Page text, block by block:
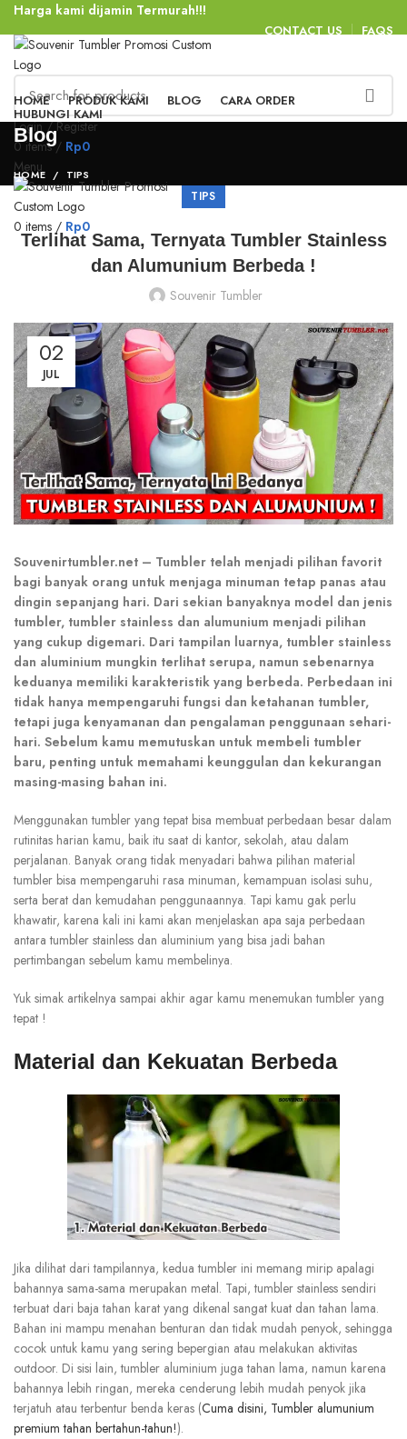
Harga kami dijamin Termurah!!!
CONTACT US FAQS
Login / Register
0items / Rp0
Menu
0 items / Rp0
HOME PRODUK KAMI BLOG CARA ORDER
HUBUNGI KAMI
Blog
HOME TIPS
TIPS
Terlihat Sama, Ternyata Tumbler Stainless
dan Alumunium Berbeda !
Souvenir Tumbler
02
JUL
Souvenirtumbler.net – Tumbler telah menjadi pilihan favorit
bagi banyak orang untuk menjaga minuman tetap panas atau
dingin sepanjang hari. Dari sekian banyaknya model dan jenis
tumbler, tumbler stainless dan alumunium menjadi pilihan
yang cukup digemari. Dari tampilan luarnya, tumbler stainless
dan aluminium mungkin terlihat serupa, namun sebenarnya
keduanya memiliki karakteristik yang berbeda. Perbedaan ini
tidak hanya mempengaruhi fungsi dan ketahanan tumbler,
tetapi juga kenyamanan dan pengalaman penggunaan sehari-
hari. Sebelum kamu memutuskan untuk membeli tumbler
baru, penting untuk memahami keunggulan dan kekurangan
masing-masing bahan ini.
Menggunakan tumbler yang tepat bisa membuat perbedaan besar dalam
rutinitas harian kamu, baik itu saat di kantor, sekolah, atau dalam
perjalanan. Banyak orang tidak menyadari bahwa pilihan material
tumbler bisa mempengaruhi rasa minuman, kemampuan isolasi suhu,
serta berat dan kemudahan penggunaannya. Tapi kamu gak perlu
khawatir, karena kali ini kami akan menjelaskan apa saja perbedaan
antara tumbler stainless dan aluminium yang bisa jadi bahan
pertimbangan sebelum kamu membelinya.
Yuk simak artikelnya sampai akhir agar kamu menemukan tumbler yang
tepat !
Material dan Kekuatan Berbeda
Jika dilihat dari tampilannya, kedua tumbler ini memang mirip apalagi
bahannya sama-sama merupakan metal. Tapi, tumbler stainless sendiri
terbuat dari baja tahan karat yang dikenal sangat kuat dan tahan lama.
Bahan ini mampu menahan benturan dan tidak mudah penyok, sehingga
cocok untuk kamu yang sering bepergian atau melakukan aktivitas
outdoor. Di sisi lain, tumbler aluminium juga tahan lama, namun karena
bahannya lebih ringan, mereka cenderung lebih mudah penyok jika
terjatuh atau terbentur benda keras (Cuma disini, Tumbler alumunium
premium tahan bertahun-tahun!).